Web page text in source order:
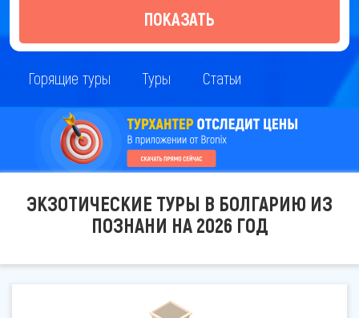
ПОКАЗАТЬ
Горящие туры Туры Статьи
ЭКЗОТИЧЕСКИЕ ТУРЫ В БОЛГАРИЮ ИЗ
ПОЗНАНИ НА 2026 ГОД